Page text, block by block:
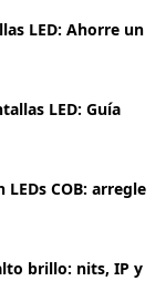
LED: Ahorre un
LED: Guía
COB: arregle
brillo: nits, IP y